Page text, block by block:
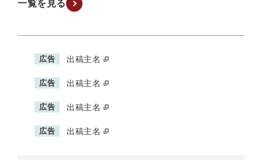
一覧を見る
広告 出稿主名
広告 出稿主名
広告 出稿主名
広告 出稿主名